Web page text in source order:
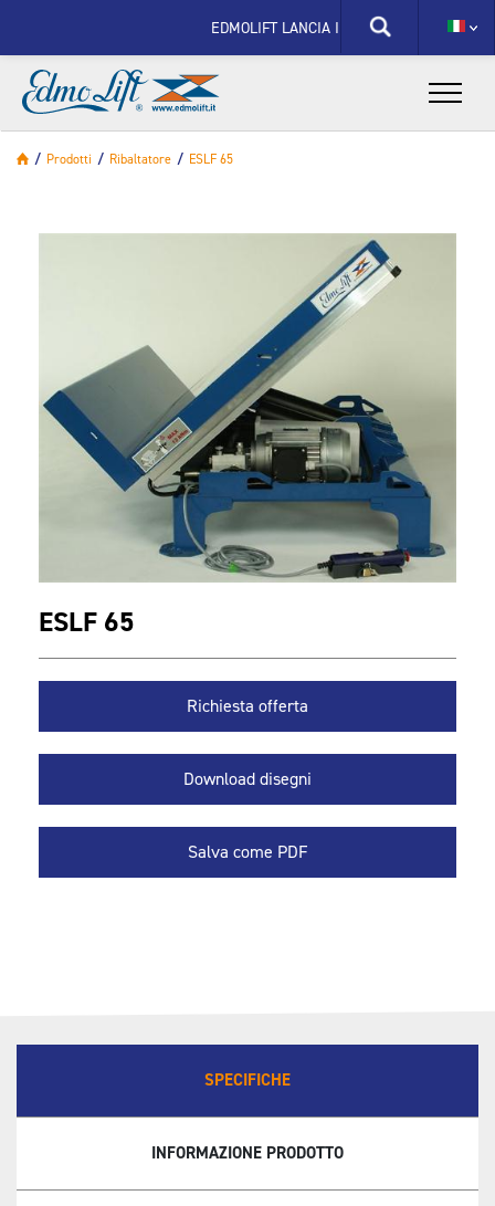
EDMOLIFT LANCIA IL NUOVO SITO SPECIFICO
/ Prodotti / Ribaltatore / ESLF 65
ESLF 65
Richiesta offerta
Download disegni
Salva come PDF
SPECIFICHE
INFORMAZIONE PRODOTTO
X